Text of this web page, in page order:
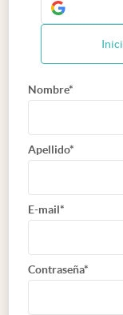
Nombre*
Apellido*
E-mail*
Contraseña*